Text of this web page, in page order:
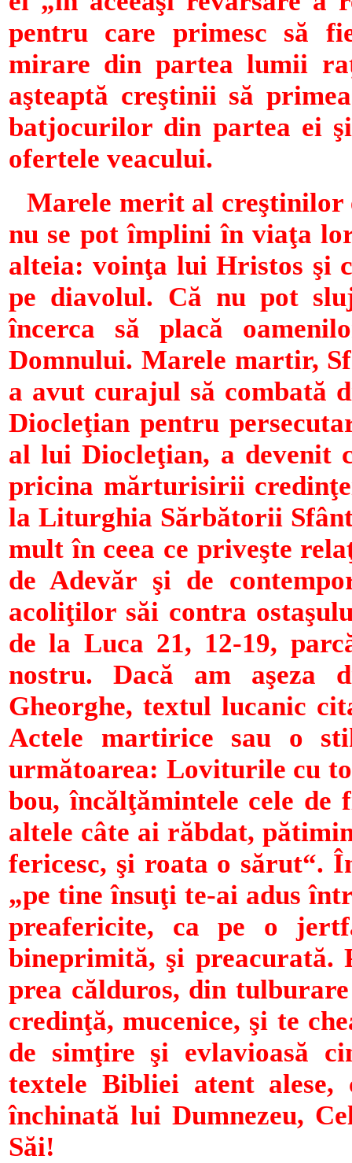
pentru care primesc să
mirare din partea lumii
aşteaptă creştinii să
batjocurilor din partea ei
ofertele veacului.
Marele merit al creştinilor
nu se pot împlini în viaţa
alteia: voinţa lui Hristos şi
pe diavolul. Că nu pot
încerca să placă
Domnului. Marele martir,
a avut curajul să combată
Diocleţian pentru
al lui Diocleţian, a devenit
pricina mărturisirii
la Liturghia Sărbătorii
mult în ceea ce priveşte
de Adevăr şi de
acoliţilor săi contra
de la Luca 21, 12-19,
nostru. Dacă am aşeza
Gheorghe, textul lucanic
Actele martirice sau o
următoarea: Loviturile cu
bou, încălţămintele cele de
altele câte ai răbdat,
fericesc, şi roata o sărut“.
„pe tine însuţi te-ai adus
preafericite, ca pe o
bineprimită, şi preacurată.
prea călduros, din
credinţă, mucenice, şi te
de simţire şi evlavioasă
textele Bibliei atent
închinată lui Dumnezeu,
Săi!